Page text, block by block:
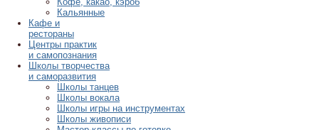
Кальянные
Кафе и
рестораны
Центры практик
и самопознания
Школы творчества
и саморазвития
Школы танцев
Школы вокала
Школы игры на инструментах
Школы живописи